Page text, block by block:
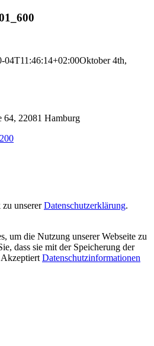
04T11:46:14+02:00Oktober 4th,
64, 22081 Hamburg
unsererDatenschutzerklärung.
um die Nutzung unserer Webseite zu
dass sie mit der Speicherung der
Akzeptiert Datenschutzinformationen